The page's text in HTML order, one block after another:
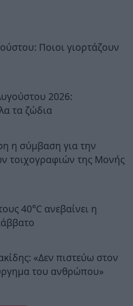
Ποιοι γιορτάζουν
2026:
τα ζώδια
η σύμβαση για την
τοιχογραφιών της Μονής
40°C ανεβαίνει η
«Δεν πιστεύω στον
του ανθρώπου»